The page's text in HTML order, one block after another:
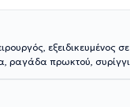
εξειδικευμένος σε
ραγάδα πρωκτού,
του το 2004 ως
για έξι χρόνια.